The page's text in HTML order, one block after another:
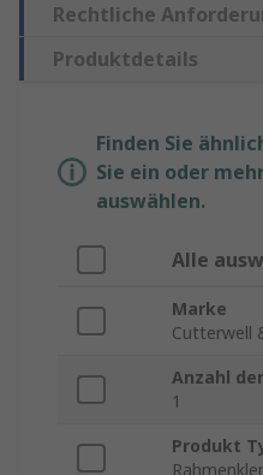
Rechtliche
Produktdetails
Finden Sie
Sie ein oder
auswählen.
Alle
Marke
Cutterwell
Anzahl
1
Produkt